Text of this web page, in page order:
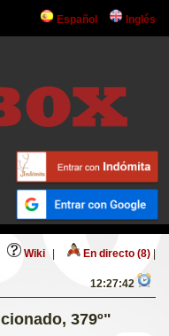
Español Inglés
Wiki En directo (8)
12:27:42
379º"